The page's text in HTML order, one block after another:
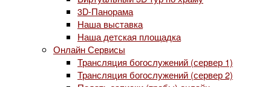
3D-Панорама
Наша выставка
Наша детская площадка
Онлайн Сервисы
Трансляция богослужений (сервер 1)
Трансляция богослужений (сервер 2)